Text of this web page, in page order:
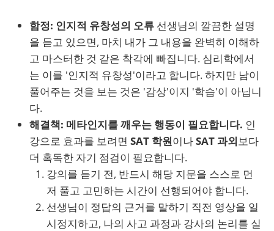
함정: 인지적 유창성의 오류 선생님의 깔끔한 설명
을 듣고 있으면, 마치 내가 그 내용을 완벽히 이해하
고 마스터한 것 같은 착각에 빠집니다. 심리학에서
는 이를 '인지적 유창성'이라고 합니다. 하지만 남이
풀어주는 것을 보는 것은 '감상'이지 '학습'이 아닙니
다.
해결책: 메타인지를 깨우는 행동이 필요합니다. 인
강으로 효과를 보려면 SAT 학원이나SAT 과외보다
더 혹독한 자기 점검이 필요합니다.
강의를 듣기 전, 반드시 해당 지문을 스스로 먼
저 풀고 고민하는 시간이 선행되어야 합니다.
선생님이 정답의 근거를 말하기 직전 영상을 일
시정지하고, 나의 사고 과정과 강사의 논리를 실